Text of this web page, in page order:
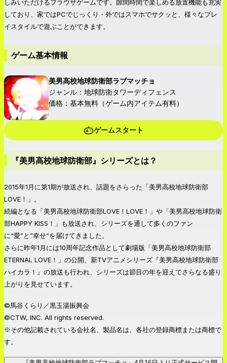
しみいただけるブラウザゲームです。隙間時間で楽しめる放置機能も充実
しており、家ではPCでじっくり・外ではスマホでサクッと、様々なプレ
イスタイルで遊ぶことができます。
ゲーム基本情報
美男高校地球防衛部ラブマッチョ
ジャンル：地球防衛タワーディフェンス
価格：基本無料（ゲーム内アイテム有料）
ゲームスタート
『美男高校地球防衛部』シリーズとは？
2015年1月に第1期が放送され、話題をさらった「美男高校地球防衛部
LOVE！」。
続編となる「美男高校地球防衛部LOVE！LOVE！」や「美男高校地球防衛
部HAPPY KISS！」も放送され、シリーズを通して多くのファン
に“愛”と”幸せ”を届けてきました。
さらに昨年1月には10周年記念作品として劇場版「美男高校地球防衛部
ETERNAL LOVE！」の公開、新TVアニメシリーズ『美男高校地球防衛部
ハイカラ！』の放送も行われ、シリーズは節目の年を迎えてさらなる盛り
上がりを見せています。
©馬谷くらり／黒玉湯振興会
©CTW, INC. All rights reserved.
※その他記載されている会社名、製品名は、各社の登録商標または商標で
す。